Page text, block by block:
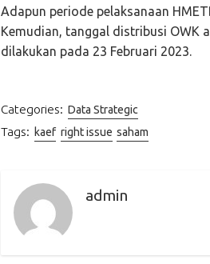
Adapun periode pelaksanaan
Kemudian, tanggal distribusi OWK
dilakukan pada 23 Februari 2023.
Categories: Data Strategic
Tags: kaef right issue saham
admin